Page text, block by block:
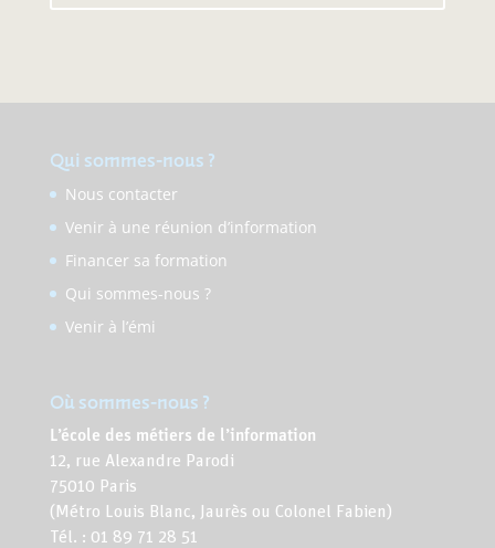
Qui sommes-nous ?
Nous contacter
Venir à une réunion d’information
Financer sa formation
Qui sommes-nous ?
Venir à l’émi
Où sommes-nous ?
L’école des métiers de l’information
12, rue Alexandre Parodi
75010 Paris
(Métro Louis Blanc, Jaurès ou Colonel Fabien)
Tél. : 01 89 71 28 51